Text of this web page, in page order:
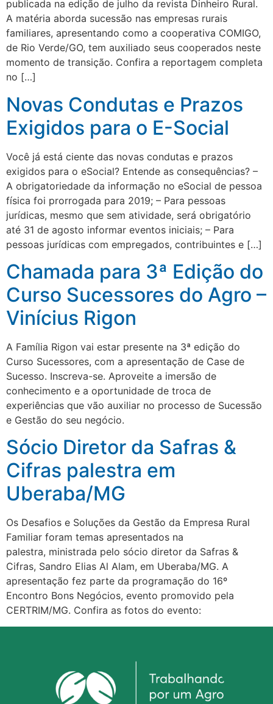
publicada na edição de julho da revista Dinheiro Rural.
A matéria aborda sucessão nas empresas rurais
familiares, apresentando como a cooperativa COMIGO,
de Rio Verde/GO, tem auxiliado seus cooperados neste
momento de transição. Confira a reportagem completa
no […]
Novas Condutas e Prazos
Exigidos para o E-Social
Você já está ciente das novas condutas e prazos
exigidos para o eSocial? Entende as consequências? –
A obrigatoriedade da informação no eSocial de pessoa
física foi prorrogada para 2019; – Para pessoas
jurídicas, mesmo que sem atividade, será obrigatório
até 31 de agosto informar eventos iniciais; – Para
pessoas jurídicas com empregados, contribuintes e […]
Chamada para 3ª Edição do
Curso Sucessores do Agro –
Vinícius Rigon
A Família Rigon vai estar presente na 3ª edição do
Curso Sucessores, com a apresentação de Case de
Sucesso. Inscreva-se. Aproveite a imersão de
conhecimento e a oportunidade de troca de
experiências que vão auxiliar no processo de Sucessão
e Gestão do seu negócio.
Sócio Diretor da Safras &
Cifras palestra em
Uberaba/MG
Os Desafios e Soluções da Gestão da Empresa Rural
Familiar foram temas apresentados na
palestra, ministrada pelo sócio diretor da Safras &
Cifras, Sandro Elias Al Alam, em Uberaba/MG. A
apresentação fez parte da programação do 16º
Encontro Bons Negócios, evento promovido pela
CERTRIM/MG. Confira as fotos do evento: